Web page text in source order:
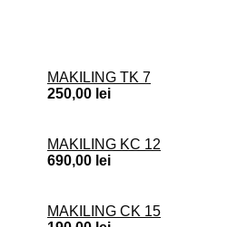
MAKILING TK 7
250,00 lei
MAKILING KC 12
690,00 lei
MAKILING CK 15